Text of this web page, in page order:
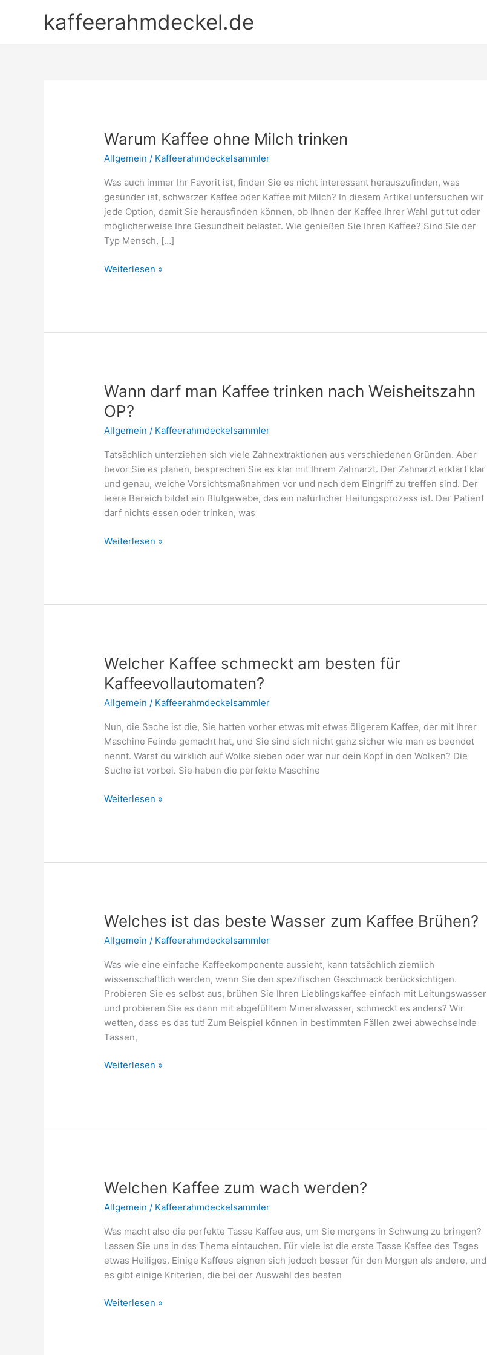
kaffeerahmdeckel.de
Warum Kaffee ohne Milch trinken
Allgemein / Kaffeerahmdeckelsammler
Was auch immer Ihr Favorit ist, finden Sie es nicht interessant herauszufinden, was
gesünder ist, schwarzer Kaffee oder Kaffee mit Milch? In diesem Artikel untersuchen wir
jede Option, damit Sie herausfinden können, ob Ihnen der Kaffee Ihrer Wahl gut tut oder
möglicherweise Ihre Gesundheit belastet. Wie genießen Sie Ihren Kaffee? Sind Sie der
Typ Mensch, […]
Warum
Weiterlesen »
Wann darf man Kaffee trinken nach Weisheitszahn
OP?
Allgemein / Kaffeerahmdeckelsammler
Tatsächlich unterziehen sich viele Zahnextraktionen aus verschiedenen Gründen. Aber
bevor Sie es planen, besprechen Sie es klar mit Ihrem Zahnarzt. Der Zahnarzt erklärt klar
und genau, welche Vorsichtsmaßnahmen vor und nach dem Eingriff zu treffen sind. Der
leere Bereich bildet ein Blutgewebe, das ein natürlicher Heilungsprozess ist. Der Patient
darf nichts essen oder trinken, was
Wann
Weiterlesen »
Welcher Kaffee schmeckt am besten für
Kaffeevollautomaten?
Allgemein / Kaffeerahmdeckelsammler
Nun, die Sache ist die, Sie hatten vorher etwas mit etwas öligerem Kaffee, der mit Ihrer
Maschine Feinde gemacht hat, und Sie sind sich nicht ganz sicher wie man es beendet
nennt. Warst du wirklich auf Wolke sieben oder war nur dein Kopf in den Wolken? Die
Suche ist vorbei. Sie haben die perfekte Maschine
Welcher
Weiterlesen »
Welches ist das beste Wasser zum Kaffee Brühen?
Allgemein / Kaffeerahmdeckelsammler
Was wie eine einfache Kaffeekomponente aussieht, kann tatsächlich ziemlich
wissenschaftlich werden, wenn Sie den spezifischen Geschmack berücksichtigen.
Probieren Sie es selbst aus, brühen Sie Ihren Lieblingskaffee einfach mit Leitungswasser
und probieren Sie es dann mit abgefülltem Mineralwasser, schmeckt es anders? Wir
wetten, dass es das tut! Zum Beispiel können in bestimmten Fällen zwei abwechselnde
Tassen,
Welches
Weiterlesen »
Welchen Kaffee zum wach werden?
Allgemein / Kaffeerahmdeckelsammler
Was macht also die perfekte Tasse Kaffee aus, um Sie morgens in Schwung zu bringen?
Lassen Sie uns in das Thema eintauchen. Für viele ist die erste Tasse Kaffee des Tages
etwas Heiliges. Einige Kaffees eignen sich jedoch besser für den Morgen als andere, und
es gibt einige Kriterien, die bei der Auswahl des besten
Welchen
Weiterlesen »